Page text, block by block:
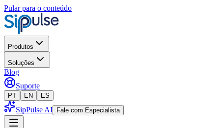
Pular para o conteúdo
Produtos
Soluções
Blog
Suporte
PT EN ES
SipPulse AI Fale com Especialista